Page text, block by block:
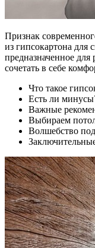
Признак
из гипсокартона для
предназначенное
сочетать в себе
Что такое
Есть ли
Важные
Выбираем
Волшебство